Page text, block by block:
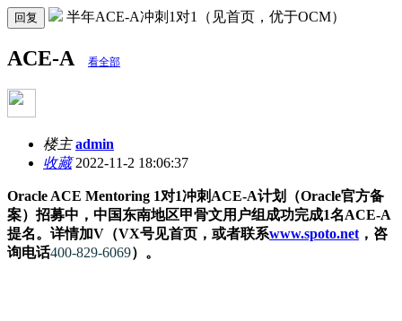
回复 半年ACE-A冲刺1对1（见首页，优于OCM）
ACE-A 看全部
楼主 admin
收藏2022-11-2 18:06:37
Oracle ACE Mentoring 1对1冲刺ACE-A计划（Oracle官方备
案）招募中，中国东南地区甲骨文用户组成功完成1名ACE-A
提名。详情加V（VX号见首页，或者联系www.spoto.net ，咨
询电话400-829-6069）。